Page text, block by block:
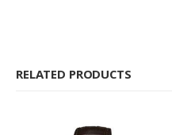
RELATED PRODUCTS